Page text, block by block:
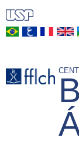
Pasar
al